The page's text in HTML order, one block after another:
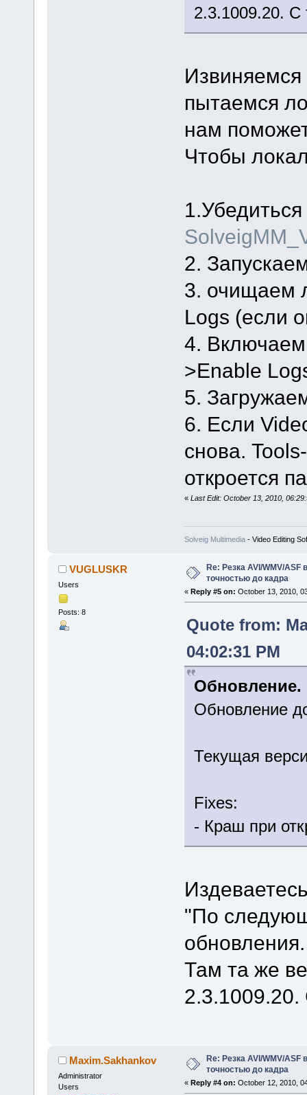
2.3.1009.20.
пытаемся
нам
Чтобы
2.
3. очищаем
Logs (если
4. Включаем
>Enable
5.
6. Если
снова.
откроется
« Last Edit: October 13, 2010,
Solveig Multimedia- Video Editing
VUGLUSKR
Users
Posts: 8
Re: Резка AVI/WMV/
точностью до кадра
« Reply #5 on: October 13, 2010,
Quote from:
04:02:31 PM
Обновление.
Обновление
Текущая
Fixes:
- Краш при
"По
обновления.
Там та же
Maxim.Sakhankov
Administrator
Users
Re: Резка AVI/WMV/
точностью до кадра
« Reply #4 on: October 12, 2010,